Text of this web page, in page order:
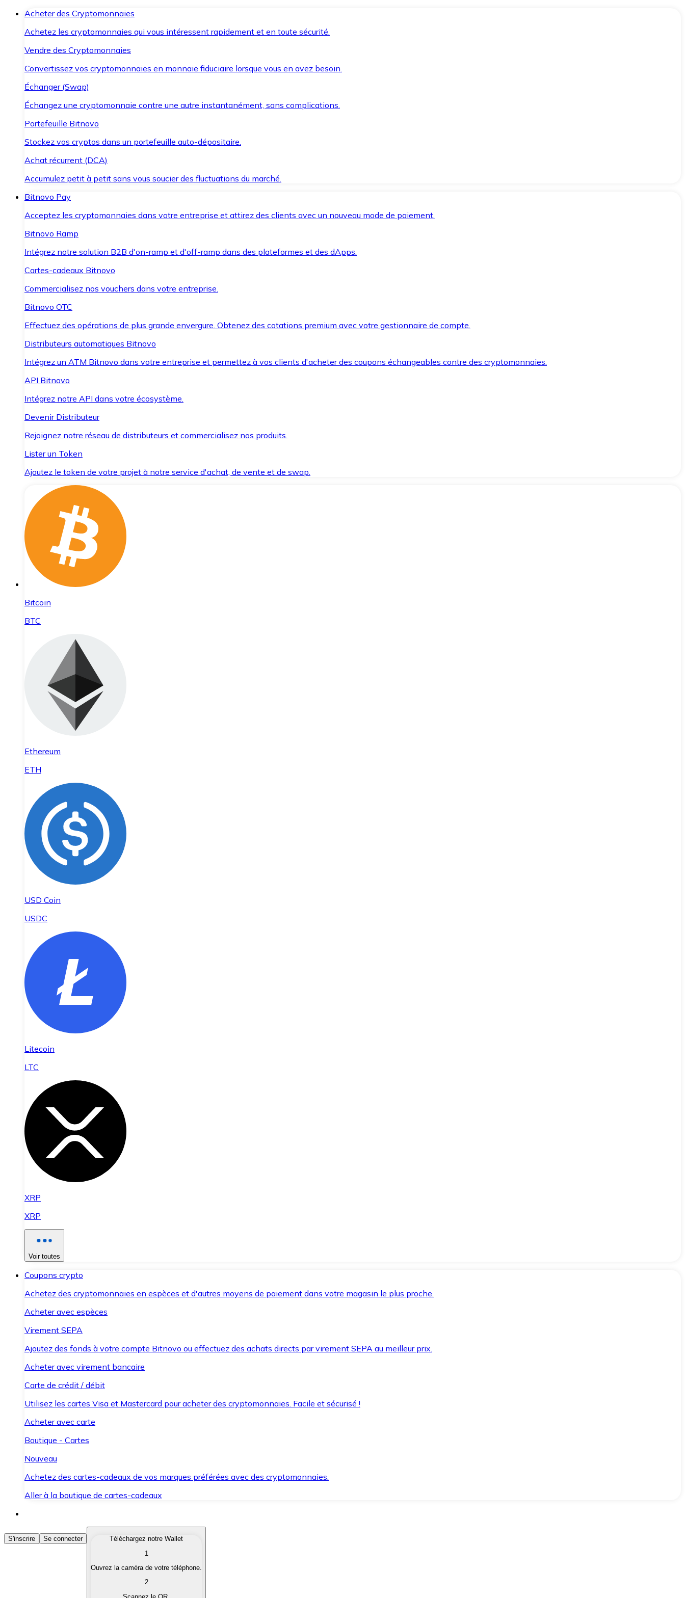
Acheter des Cryptomonnaies
Achetez les cryptomonnaies qui vous intéressent rapidement et en toute sécurité.
Vendre des Cryptomonnaies
Convertissez vos cryptomonnaies en monnaie fiduciaire lorsque vous en avez besoin.
Échanger (Swap)
Échangez une cryptomonnaie contre une autre instantanément, sans complications.
Portefeuille Bitnovo
Stockez vos cryptos dans un portefeuille auto-dépositaire.
Achat récurrent (DCA)
Accumulez petit à petit sans vous soucier des fluctuations du marché.
Bitnovo Pay
Acceptez les cryptomonnaies dans votre entreprise et attirez des clients avec un nouveau mode de paiement.
Bitnovo Ramp
Intégrez notre solution B2B d'on-ramp et d'off-ramp dans des plateformes et des dApps.
Cartes-cadeaux Bitnovo
Commercialisez nos vouchers dans votre entreprise.
Bitnovo OTC
Effectuez des opérations de plus grande envergure. Obtenez des cotations premium avec votre gestionnaire de compte.
Distributeurs automatiques Bitnovo
Intégrez un ATM Bitnovo dans votre entreprise et permettez à vos clients d'acheter des coupons échangeables contre des cryptomonnaies.
API Bitnovo
Intégrez notre API dans votre écosystème.
Devenir Distributeur
Rejoignez notre réseau de distributeurs et commercialisez nos produits.
Lister un Token
Ajoutez le token de votre projet à notre service d'achat, de vente et de swap.
Bitcoin
BTC
Ethereum
ETH
USD Coin
USDC
Litecoin
LTC
XRP
XRP
Voir toutes
Coupons crypto
Achetez des cryptomonnaies en espèces et d'autres moyens de paiement dans votre magasin le plus proche.
Acheter avec espèces
Virement SEPA
Ajoutez des fonds à votre compte Bitnovo ou effectuez des achats directs par virement SEPA au meilleur prix.
Acheter avec virement bancaire
Carte de crédit / débit
Utilisez les cartes Visa et Mastercard pour acheter des cryptomonnaies. Facile et sécurisé !
Acheter avec carte
Boutique - Cartes
Nouveau
Achetez des cartes-cadeaux de vos marques préférées avec des cryptomonnaies.
Aller à la boutique de cartes-cadeaux
Acheter des Cryptomonnaies
Achetez les cryptomonnaies qui vous intéressent rapidement et en toute sécurité.
Convertissez vos cryptomonnaies en monnaie fiduciaire lorsque vous en avez besoin.
S'inscrire Se connecter
Téléchargez notre Wallet
1
Ouvrez la caméra de votre téléphone.
2